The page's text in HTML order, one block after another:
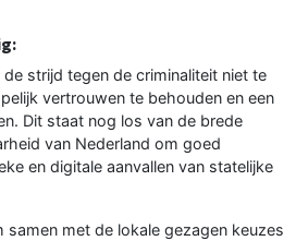
strijd tegen de criminaliteit niet te
vertrouwen te behouden en een
Dit staat nog los van de brede
van Nederland om goed
en digitale aanvallen van statelijke
samen met de lokale gezagen keuzes